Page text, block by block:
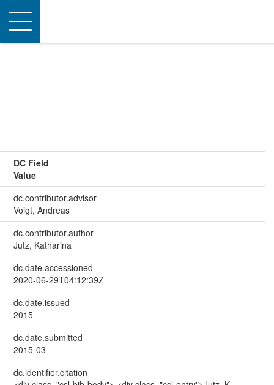
Toggle
navigation
DC Field
Value
dc.contributor.advisor
Voigt, Andreas
dc.contributor.author
Jutz, Katharina
dc.date.accessioned
2020-06-29T04:12:39Z
dc.date.issued
2015
dc.date.submitted
2015-03
dc.identifier.citation